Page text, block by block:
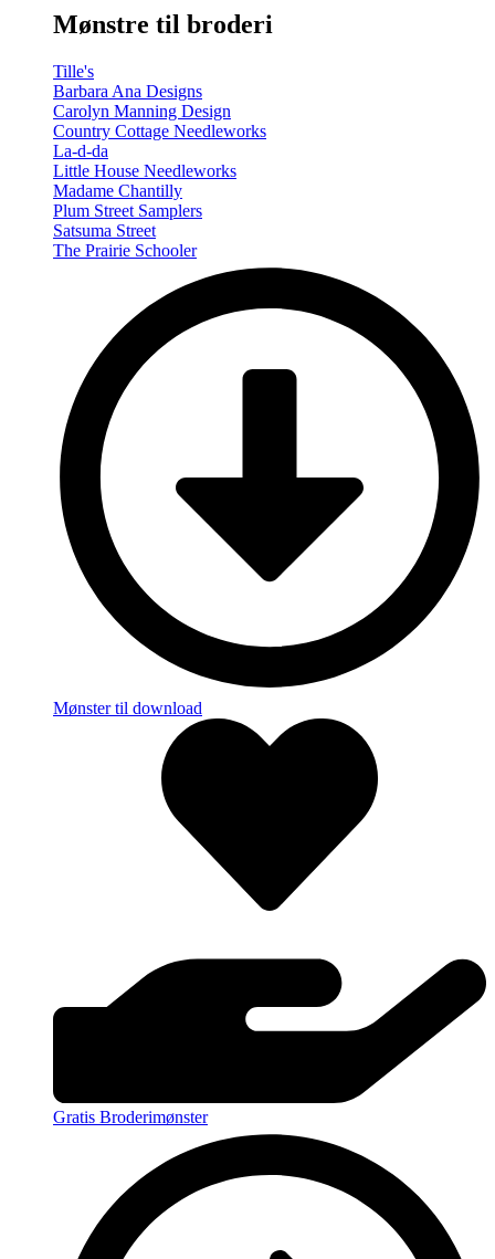
(Volume
Mønstre til broderi
Tille's
Barbara Ana Designs
Carolyn Manning Design
Country Cottage Needleworks
La-d-da
Little House Needleworks
Madame Chantilly
Plum Street Samplers
Satsuma Street
The Prairie Schooler
Mønster til download
Gratis Broderimønster